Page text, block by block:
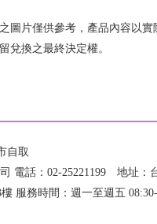
圖片僅供參考，產品內容以實
兌換之最終決定權。
自取
電話：02-25221199 地址：
服務時間：週一至週五